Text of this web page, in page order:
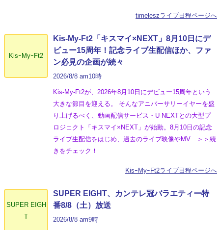
timeleszライブ日程ページへ
KisｰMyｰFt2
Kis-My-Ft2「キスマイ×NEXT」8月10日にデ
ビュー15周年！記念ライブ生配信ほか、ファ
ン必見の企画が続々
2026/8/8 am10時
Kis-My-Ft2が、2026年8月10日にデビュー15周年という
大きな節目を迎える。 そんなアニバーサリーイヤーを盛
り上げるべく、動画配信サービス・U-NEXTとの大型プ
ロジェクト「キスマイ×NEXT」が始動。8月10日の記念
ライブ生配信をはじめ、過去のライブ映像やMV ＞＞続
きをチェック！
KisｰMyｰFt2ライブ日程ページへ
SUPER EIGH
T
SUPER EIGHT、カンテレ冠バラエティー特
番8/8（土）放送
2026/8/8 am9時